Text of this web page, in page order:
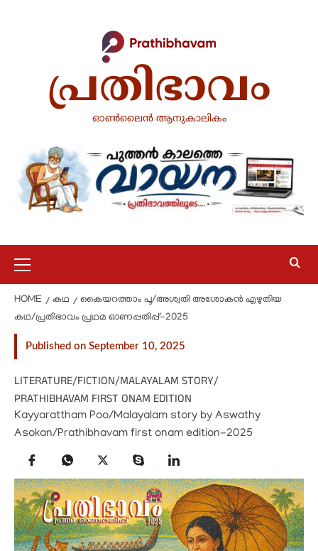
പ്രതിഭാവം
ഓൺലൈൻ ആനുകാലികം
HOME കഥ
കൈയറത്താം പൂ/അശ്വതി അശോകൻ എഴുതിയ
കഥ/പ്രതിഭാവം പ്രഥമ ഓണപ്പതിപ്പ്-2025
Published on September 10, 2025
LITERATURE/FICTION/MALAYALAM STORY/
PRATHIBHAVAM FIRST ONAM EDITION
Kayyarattham Poo/Malayalam story by Aswathy
Asokan/Prathibhavam first onam edition-2025